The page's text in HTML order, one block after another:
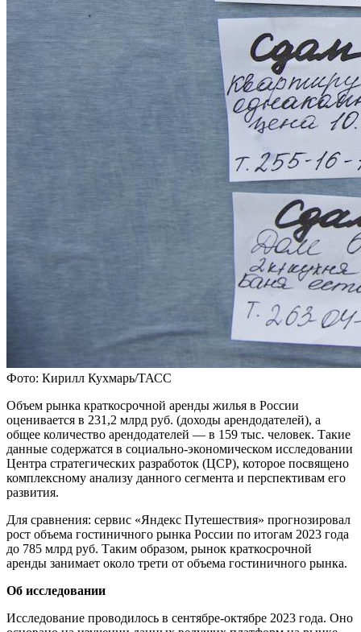
Фото: Кирилл Кухмарь/ТАСС
Объем рынка краткосрочной аренды жилья в России
оценивается в 231,2 млрд руб. (доходы арендодателей), а
общее количество арендодателей — в 159 тыс. человек. Такие
данные содержатся в социально-экономическом исследовании
Центра стратегических разработок (ЦСР), которое посвящено
комплексному анализу данного сегмента и перспективам его
развития.
Для сравнения: сервис «Яндекс Путешествия» прогнозировал
рост объема гостиничного рынка России по итогам 2023 года
до 785 млрд руб. Таким образом, рынок краткосрочной
аренды занимает около трети от объема гостиничного рынка.
Об исследовании
Исследование проводилось в сентябре-октябре 2023 года. Оно